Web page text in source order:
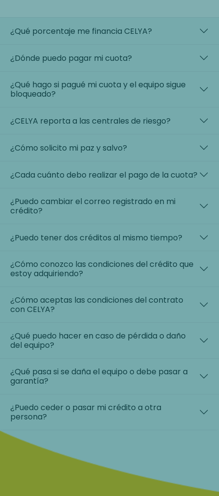
¿Qué porcentaje me financia CELYA?
¿Dónde puedo pagar mi cuota?
¿Qué hago si pagué mi cuota y el equipo sigue
bloqueado?
¿CELYA reporta a las centrales de riesgo?
¿Cómo solicito mi paz y salvo?
¿Cada cuánto debo realizar el pago de la cuota?
¿Puedo cambiar el correo registrado en mi
crédito?
¿Puedo tener dos créditos al mismo tiempo?
¿Cómo conozco las condiciones del crédito que
estoy adquiriendo?
¿Cómo aceptas las condiciones del contrato
con CELYA?
¿Qué puedo hacer en caso de pérdida o daño
del equipo?
¿Qué pasa si se daña el equipo o debe pasar a
garantía?
¿Puedo ceder o pasar mi crédito a otra
persona?